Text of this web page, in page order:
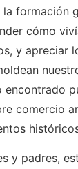
la formación
cómo
y apreciar
encontrado
comercio
y padres,